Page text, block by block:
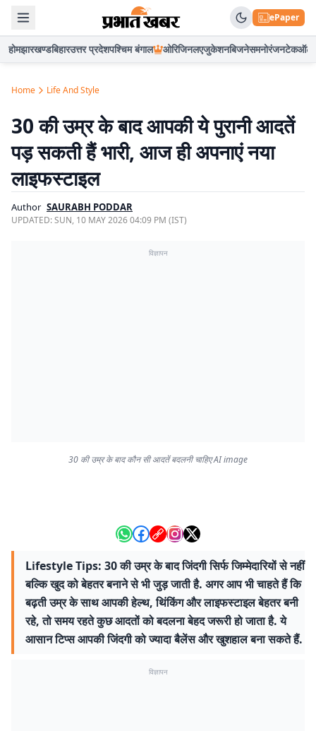
ePaper
होमझारखण्डबिहारउत्तर प्रदेशपश्चिम बंगाल ओरिजिनलएजुकेशनबिजनेसमनोरंजनटेकऑटो
Home Life And Style
30 की उम्र के बाद आपकी ये पुरानी आदतें
पड़ सकती हैं भारी, आज ही अपनाएं नया
लाइफस्टाइल
Author SAURABH PODDAR
UPDATED:SUN, 10 MAY 2026 04:09 PM (IST)
विज्ञापन
30 की उम्र के बाद कौन सी आदतें बदलनी चाहिए AI image
Lifestyle Tips: 30 की उम्र के बाद जिंदगी सिर्फ जिम्मेदारियों से नहीं
बल्कि खुद को बेहतर बनाने से भी जुड़ जाती है. अगर आप भी चाहते हैं कि
बढ़ती उम्र के साथ आपकी हेल्थ, थिंकिंग और लाइफस्टाइल बेहतर बनी
रहे, तो समय रहते कुछ आदतों को बदलना बेहद जरूरी हो जाता है. ये
आसान टिप्स आपकी जिंदगी को ज्यादा बैलेंस और खुशहाल बना सकते हैं.
विज्ञापन